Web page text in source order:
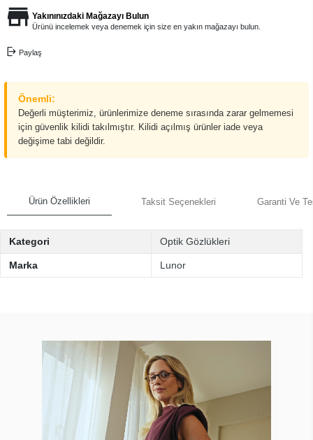
Yakınınızdaki Mağazayı Bulun
Ürünü incelemek veya denemek için size en yakın mağazayı bulun.
Paylaş
Önemli:
Değerli müşterimiz, ürünlerimize deneme sırasında zarar gelmemesi
için güvenlik kilidi takılmıştır. Kilidi açılmış ürünler iade veya
değişime tabi değildir.
Ürün Özellikleri Taksit Seçenekleri Garanti Ve
Kategori Optik Gözlükleri
Marka Lunor